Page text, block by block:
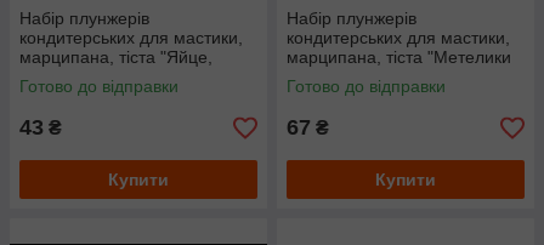
Набір плунжерів
кондитерських для мастики,
марципана, тіста "Яйце,
Овал загострений"
Готово до відправки
43 ₴
Купити
Набір плунжерів
кондитерських для мастики,
марципана, тіста "Метелики
великі"
Готово до відправки
67 ₴
Купити